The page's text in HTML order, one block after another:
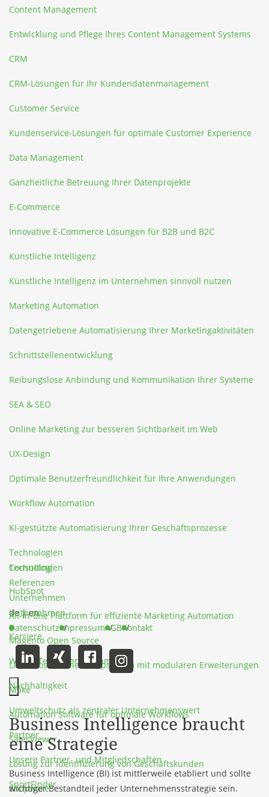
Content Management
Entwicklung und Pflege Ihres Content Management Systems
CRM
CRM-Lösungen für Ihr Kundendatenmanagement
Customer Service
Kundenservice-Lösungen für optimale Customer Experience
Data Management
Ganzheitliche Betreuung Ihrer Datenprojekte
E-Commerce
Innovative E-Commerce Lösungen für B2B und B2C
Künstliche Intelligenz
Künstliche Intelligenz im Unternehmen sinnvoll nutzen
Marketing Automation
Datengetriebene Automatisierung Ihrer Marketingaktivitäten
Schnittstellenentwicklung
Reibungslose Anbindung und Kommunikation Ihrer Systeme
SEA & SEO
Online Marketing zur besseren Sichtbarkeit im Web
UX-Design
Optimale Benutzerfreundlichkeit für Ihre Anwendungen
Workflow Automation
KI-gestützte Automatisierung Ihrer Geschäftsprozesse
Technologien
Technologien
HubSpot
All-in-one Plattform für effiziente Marketing Automation
Magento Open Source
Lizenzkostenfreies Shopsystem mit modularen Erweiterungen
Make
Automation Software für optimale Workflows
SalesViewer
Lösung zur Identifizierung von Geschäftskunden
Shopware
Consulting
Referenzen
Unternehmen
Unternehmen
Karriere
Werde Teil unseres Teams
Nachhaltigkeit
Umweltschutz als zentraler Unternehmenswert
Partner
Unsere Partner- und Mitgliedschaften
SportFinder
de|en
DatenschutzImpressumAGBKontakt
Business Intelligence braucht
eine Strategie
Business Intelligence (BI) ist mittlerweile etabliert und sollte
wichtiger Bestandteil jeder Unternehmensstrategie sein.